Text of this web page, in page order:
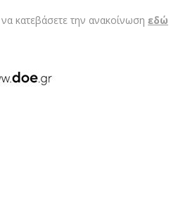
κατεβάσετε την ανακοίνωση εδώ